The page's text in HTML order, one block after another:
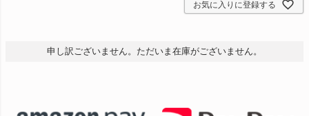
お気に入りに登録する
申し訳ございません。ただいま在庫がございません。